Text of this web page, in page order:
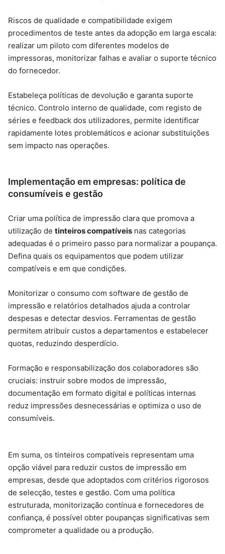
Riscos de qualidade e compatibilidade exigem
procedimentos de teste antes da adopção em larga escala:
realizar um piloto com diferentes modelos de
impressoras, monitorizar falhas e avaliar o suporte técnico
do fornecedor.
Estabeleça políticas de devolução e garanta suporte
técnico. Controlo interno de qualidade, com registo de
séries e feedback dos utilizadores, permite identificar
rapidamente lotes problemáticos e acionar substituições
sem impacto nas operações.
Implementação em empresas: política de
consumíveis e gestão
Criar uma política de impressão clara que promova a
utilização de tinteiros compatíveis nas categorias
adequadas é o primeiro passo para normalizar a poupança.
Defina quais os equipamentos que podem utilizar
compatíveis e em que condições.
Monitorizar o consumo com software de gestão de
impressão e relatórios detalhados ajuda a controlar
despesas e detectar desvios. Ferramentas de gestão
permitem atribuir custos a departamentos e estabelecer
quotas, reduzindo desperdício.
Formação e responsabilização dos colaboradores são
cruciais: instruir sobre modos de impressão,
documentação em formato digital e políticas internas
reduz impressões desnecessárias e optimiza o uso de
consumíveis.
Em suma, os tinteiros compatíveis representam uma
opção viável para reduzir custos de impressão em
empresas, desde que adoptados com critérios rigorosos
de selecção, testes e gestão. Com uma política
estruturada, monitorização contínua e fornecedores de
confiança, é possível obter poupanças significativas sem
comprometer a qualidade ou a produção.